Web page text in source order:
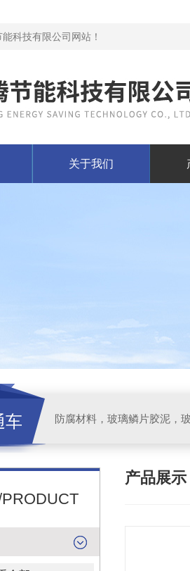
科技有限公司网站！
关于我们
车
产品展示